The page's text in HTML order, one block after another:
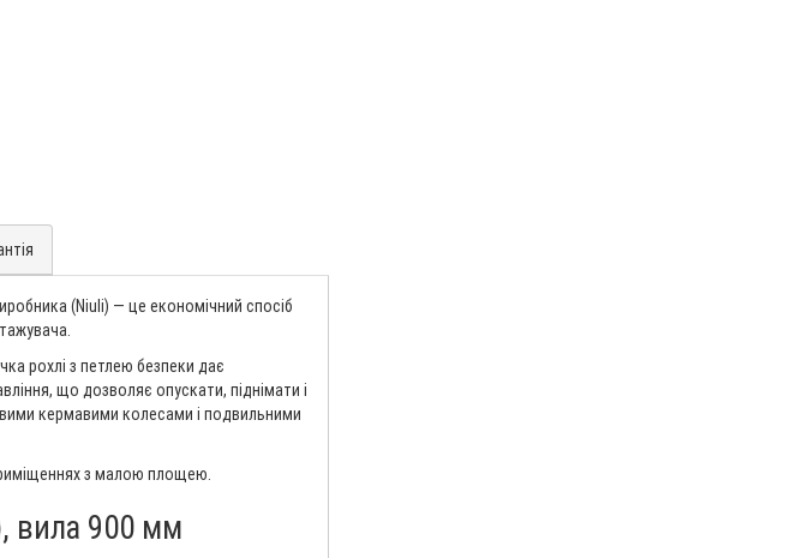
(Niuli) — це економічний спосіб
рохлі з петлею безпеки дає
що дозволяє опускати, піднімати і
кермавими колесами і подвильними
з малою площею.
вила 900 мм